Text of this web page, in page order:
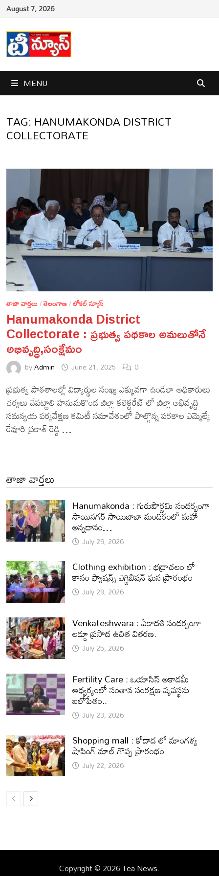
Skip
content
August 7, 2026
MENU
TAG: HANUMAKONDA DISTRICT
COLLECTORATE
తాజా వార్తలు/తెలంగాణ/లోకల్ న్యూస్
Hanumakonda District
Collectorate : ప్రభుత్వ పథకాల అమలుతోనే
అభివృద్ధి,సంక్షేమం
byAdmin June 21, 2025 0
ప్రభుత్వ పాఠశాలల్లో విద్యార్థుల సంఖ్య ఎక్కువగా ఉండేలా అధికారులు
చర్యలు చేపట్టాలి హనుమకొండ జిల్లా కలెక్టరేట్ లో జిల్లా అభివృద్ధి
సమన్వయ పర్యవేక్షణ కమిటీ సమావేశంలో పాల్గొన్న పరకాల ఎమ్మెల్యే
రేవూరి ప్రకాశ్ రెడ్డి …
తాజా వార్తలు
Hanumakonda : గురుపౌర్ణమి సందర్భంగా
సాయినగర్‌ సాయిబాబా మందిరంలో మహా
అన్నదానం…
July 29, 2026
Clothing exhibition : భద్రాచలం లో
కాసం ఫ్యాషన్స్ ఎగ్జిబిషన్ ఘన ప్రారంభం
July 29, 2026
Venkateshwara : ఏకాదశి సందర్భంగా
లడ్డూ ప్రసాద ఉచిత వితరణ.
July 25, 2026
Fertility Care : ఒయాసిస్ అకాడమీ
ఆధ్వర్యంలో సంతాన సంరక్షణ వ్యవస్థను
బలోపేతం..
July 23, 2026
Shopping mall : కోదాడ లో మాంగళ్య
షాపింగ్ మాల్ గొప్ప ప్రారంభం
July 22, 2026
Copyright © 2026Tea News.